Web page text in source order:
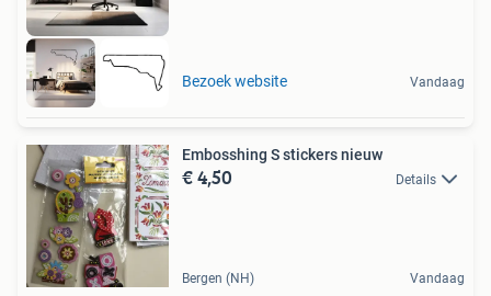
Bezoek website Vandaag
Embosshing S stickers nieuw
€ 4,50 Details
Bergen (NH) Vandaag